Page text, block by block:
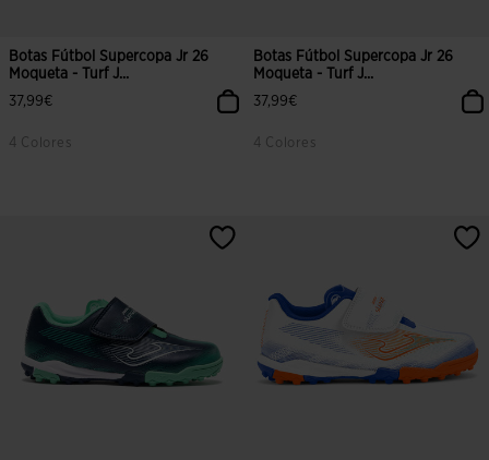
Botas Fútbol Supercopa Jr 26
Moqueta - Turf J...
37,99€
4 Colores
Botas Fútbol Supercopa Jr 26
Moqueta - Turf J...
37,99€
4 Colores